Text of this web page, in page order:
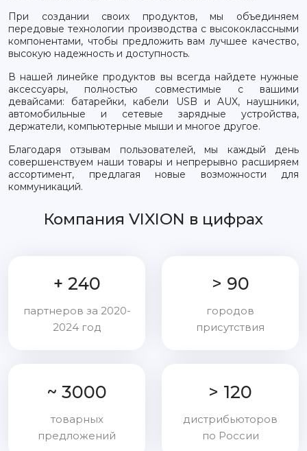
При создании своих продуктов, мы объединяем
передовые технологии производства с высококлассными
компонентами, чтобы предложить вам лучшее качество,
высокую надежность и доступность.
В нашей линейке продуктов вы всегда найдете нужные
аксессуары, полностью совместимые с вашими
девайсами: батарейки, кабели USB и AUX, наушники,
автомобильные и сетевые зарядные устройства,
держатели, компьютерные мыши и многое другое.
Благодаря отзывам пользователей, мы каждый день
совершенствуем наши товары и непрерывно расширяем
ассортимент, предлагая новые возможности для
коммуникаций.
Компания VIXION в цифрах
+ 240
партнеров за 2020-
2024 год
> 90
городов
присутствия
~ 3000
товарных
предложений
> 120
дистрибьюторов
по России